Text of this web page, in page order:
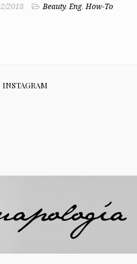
2018 Beauty, Eng, How-To